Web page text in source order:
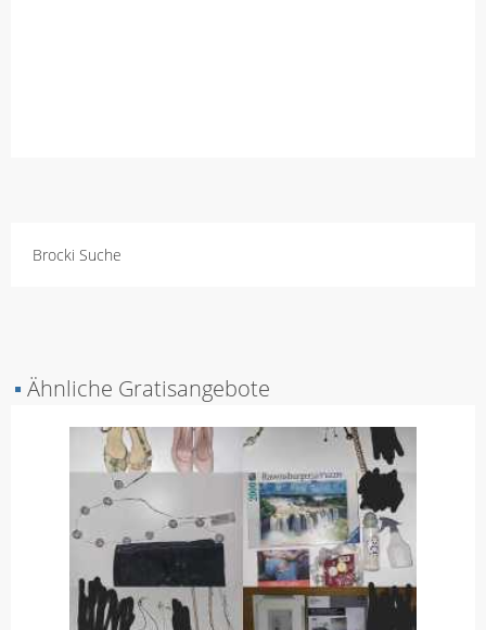
Brocki Suche
▪ Ähnliche Gratisangebote